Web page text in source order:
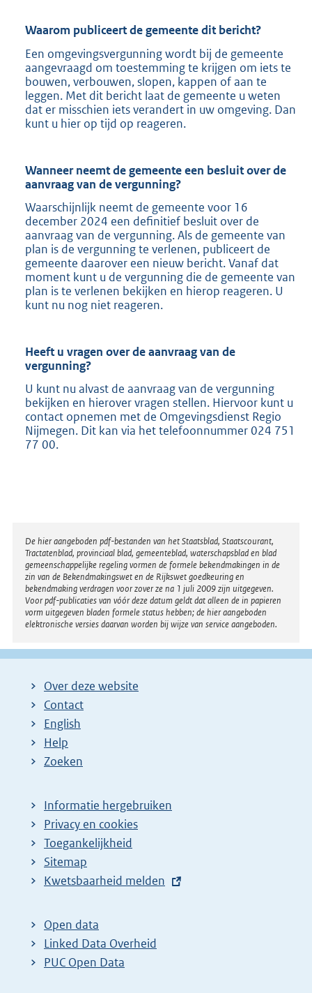
Waarom publiceert de gemeente dit bericht?
Een omgevingsvergunning wordt bij de gemeente
aangevraagd om toestemming te krijgen om iets te
bouwen, verbouwen, slopen, kappen of aan te
leggen. Met dit bericht laat de gemeente u weten
dat er misschien iets verandert in uw omgeving. Dan
kunt u hier op tijd op reageren.
Wanneer neemt de gemeente een besluit over de
aanvraag van de vergunning?
Waarschijnlijk neemt de gemeente voor 16
december 2024 een definitief besluit over de
aanvraag van de vergunning. Als de gemeente van
plan is de vergunning te verlenen, publiceert de
gemeente daarover een nieuw bericht. Vanaf dat
moment kunt u de vergunning die de gemeente van
plan is te verlenen bekijken en hierop reageren. U
kunt nu nog niet reageren.
Heeft u vragen over de aanvraag van de
vergunning?
U kunt nu alvast de aanvraag van de vergunning
bekijken en hierover vragen stellen. Hiervoor kunt u
contact opnemen met de Omgevingsdienst Regio
Nijmegen. Dit kan via het telefoonnummer 024 751
77 00.
Disclaimer
De hier aangeboden pdf-bestanden van het Staatsblad, Staatscourant,
Tractatenblad, provinciaal blad, gemeenteblad, waterschapsblad en blad
gemeenschappelijke regeling vormen de formele bekendmakingen in de
zin van de Bekendmakingswet en de Rijkswet goedkeuring en
bekendmaking verdragen voor zover ze na 1 juli 2009 zijn uitgegeven.
Voor pdf-publicaties van vóór deze datum geldt dat alleen de in papieren
vorm uitgegeven bladen formele status hebben; de hier aangeboden
elektronische versies daarvan worden bij wijze van service aangeboden.
Over deze website
Contact
English
Help
Zoeken
Informatie hergebruiken
Privacy en cookies
Toegankelijkheid
Sitemap
E
t
e
r
Kwetsbaarheid melden
Open data
Linked Data Overheid
PUC Open Data